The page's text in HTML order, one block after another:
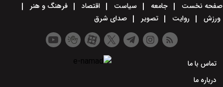
صفحه نخست جامعه سیاست اقتصاد
فرهنگ و هنر
ورزش
روایت تصویر صدای شرق
تماس با ما
درباره ما